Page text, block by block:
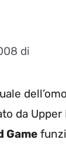
di
da Upper
Game